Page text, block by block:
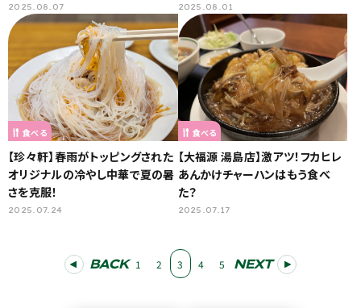
2025.08.07 2025.08.01
食べる
【珍々軒】春雨がトッピングされた
オリジナルの冷やし中華で夏の暑
さを克服！
2025.07.24
食べる
【大福源 湯島店】激アツ！フカヒレ
あんかけチャーハンはもう食べ
た？
2025.07.17
BACK 1 2 3 4 5 NEXT